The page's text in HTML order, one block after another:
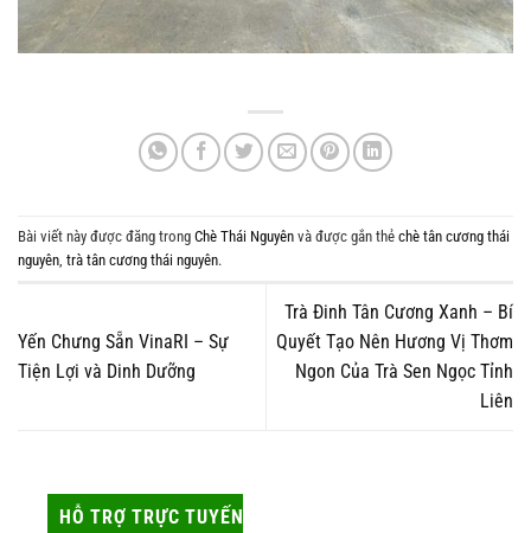
Bài viết này được đăng trong Chè Thái Nguyên và được gắn thẻ chè tân cương thái
nguyên trà tân cương thái nguyên.
Yến Chưng Sẵn VinaRI – Sự
Tiện Lợi và Dinh Dưỡng
Trà Đinh Tân Cương Xanh – Bí
Quyết Tạo Nên Hương Vị Thơm
Ngon Của Trà Sen Ngọc Tỉnh
Liên
HỖ TRỢ TRỰC TUYẾN